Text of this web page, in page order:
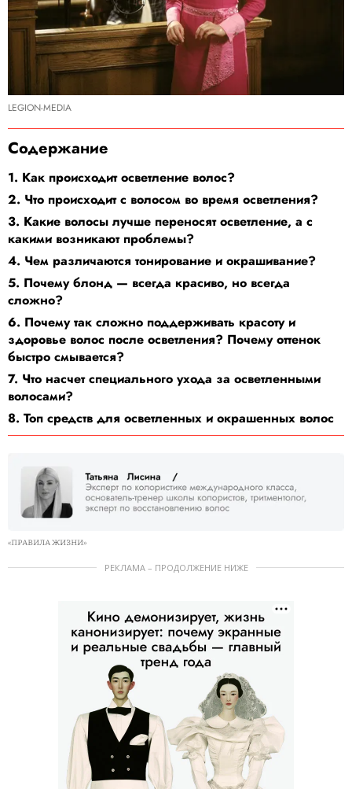
LEGION-MEDIA
Содержание
1. Как происходит осветление волос?
2. Что происходит с волосом во время осветления?
3. Какие волосы лучше переносят осветление, а с
какими возникают проблемы?
4. Чем различаются тонирование и окрашивание?
5. Почему блонд — всегда красиво, но всегда
сложно?
6. Почему так сложно поддерживать красоту и
здоровье волос после осветления? Почему оттенок
быстро смывается?
7. Что насчет специального ухода за осветленными
волосами?
8. Топ средств для осветленных и окрашенных волос
«ПРАВИЛА ЖИЗНИ»
РЕКЛАМА – ПРОДОЛЖЕНИЕ НИЖЕ